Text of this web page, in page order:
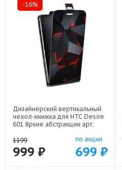
-16%
Дизайнерский вертикальный
чехол-книжка для HTC Desire
601 Яркие абстракции арт:
1199
999 ₽
по акции
699 ₽